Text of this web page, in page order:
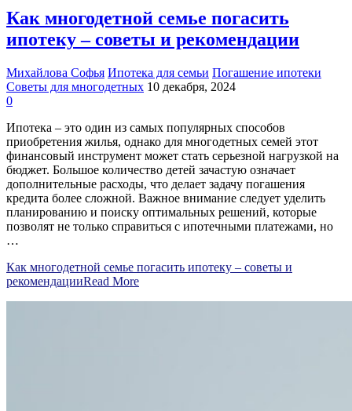
Как многодетной семье погасить
ипотеку – советы и рекомендации
Михайлова Софья Ипотека для семьи Погашение ипотеки
Советы для многодетных 10 декабря, 2024
0
Ипотека – это один из самых популярных способов
приобретения жилья, однако для многодетных семей этот
финансовый инструмент может стать серьезной нагрузкой на
бюджет. Большое количество детей зачастую означает
дополнительные расходы, что делает задачу погашения
кредита более сложной. Важное внимание следует уделить
планированию и поиску оптимальных решений, которые
позволят не только справиться с ипотечными платежами, но
…
Как многодетной семье погасить ипотеку – советы и
рекомендацииRead More